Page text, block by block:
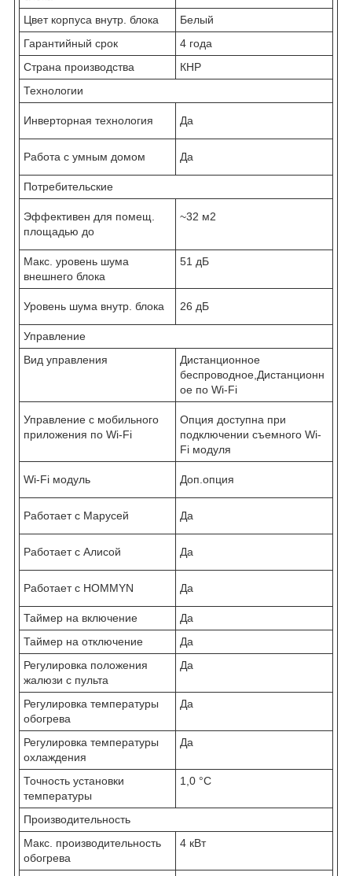
Цвет корпуса внутр. блока
Белый
Гарантийный срок
4 года
Страна производства
КНР
Технологии
Инверторная технология Да
Работа с умным домом Да
Потребительские
Эффективен для помещ.
площадью до
~32 м2
Макс. уровень шума
внешнего блока
51 дБ
Уровень шума внутр. блока 26 дБ
Управление
Вид управления
Дистанционное
беспроводное,Дистанционн
ое по Wi-Fi
Управление c мобильного
приложения по Wi-Fi
Опция доступна при
подключении съемного Wi-
Fi модуля
Wi-Fi модуль Доп.опция
Работает с Марусей Да
Работает с Алисой Да
Работает с HOMMYN Да
Таймер на включение
Да
Таймер на отключение
Да
Регулировка положения
жалюзи с пульта
Да
Регулировка температуры
обогрева
Да
Регулировка температуры
охлаждения
Да
Точность установки
температуры
1,0 °С
Производительность
Макс. производительность
обогрева
4 кВт